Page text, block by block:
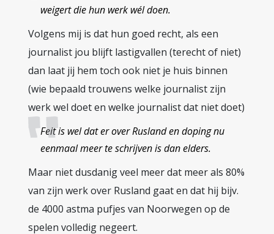
weigert die hun werk wél doen.
Volgens mij is dat hun goed recht, als een
journalist jou blijft lastigvallen (terecht of niet)
dan laat jij hem toch ook niet je huis binnen
(wie bepaald trouwens welke journalist zijn
werk wel doet en welke journalist dat niet doet)
Feit is wel dat er over Rusland en doping nu
eenmaal meer te schrijven is dan elders.
Maar niet dusdanig veel meer dat meer als 80%
van zijn werk over Rusland gaat en dat hij bijv.
de 4000 astma pufjes van Noorwegen op de
spelen volledig negeert.